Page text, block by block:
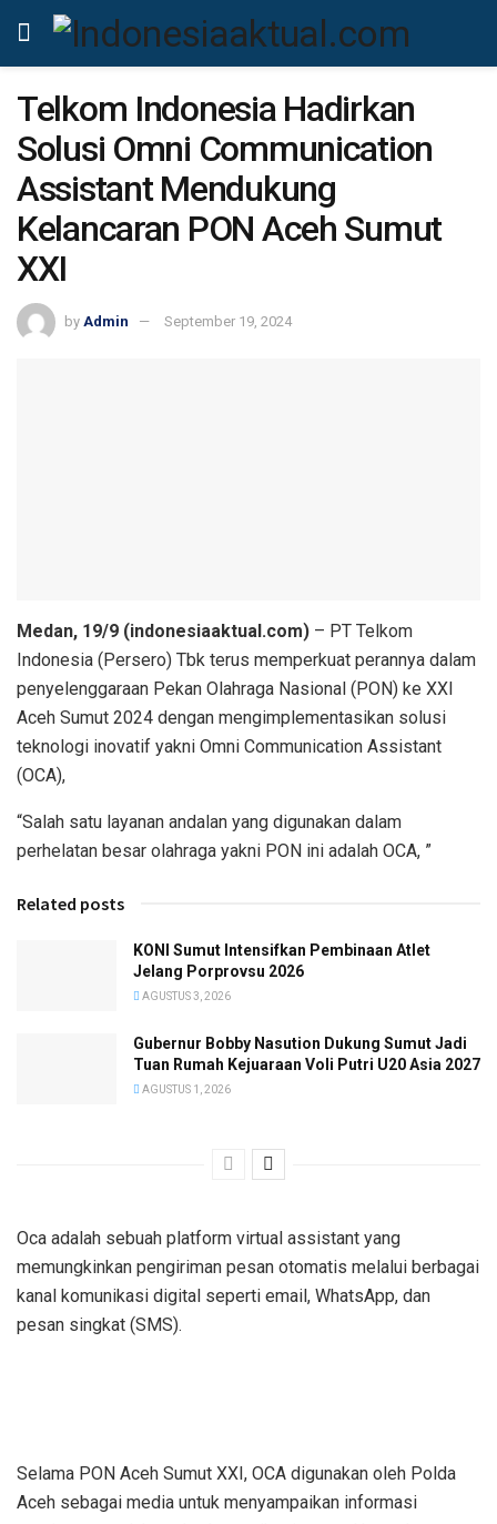
Telkom Indonesia Hadirkan
Solusi Omni Communication
Assistant Mendukung
Kelancaran PON Aceh Sumut
XXI
by Admin September 19, 2024
Medan, 19/9 (indonesiaaktual.com) – PT Telkom
Indonesia (Persero) Tbk terus memperkuat perannya dalam
penyelenggaraan Pekan Olahraga Nasional (PON) ke XXI
Aceh Sumut 2024 dengan mengimplementasikan solusi
teknologi inovatif yakni Omni Communication Assistant
(OCA),
“Salah satu layanan andalan yang digunakan dalam
perhelatan besar olahraga yakni PON ini adalah OCA, ”
Related posts
KONI Sumut Intensifkan Pembinaan Atlet
Jelang Porprovsu 2026
AGUSTUS 3, 2026
Gubernur Bobby Nasution Dukung Sumut Jadi
Tuan Rumah Kejuaraan Voli Putri U20 Asia 2027
AGUSTUS 1, 2026
Oca adalah sebuah platform virtual assistant yang
memungkinkan pengiriman pesan otomatis melalui berbagai
kanal komunikasi digital seperti email, WhatsApp, dan
pesan singkat (SMS).
Selama PON Aceh Sumut XXI, OCA digunakan oleh Polda
Aceh sebagai media untuk menyampaikan informasi